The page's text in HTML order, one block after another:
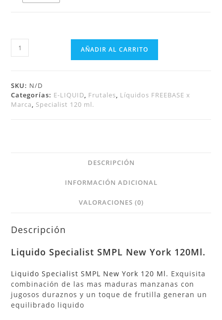
AÑADIR AL CARRITO
SKU: N/D
Categorías: E-LIQUID, Frutales, Líquidos FREEBASE x
Marca, Specialist 120 ml.
DESCRIPCIÓN
INFORMACIÓN ADICIONAL
VALORACIONES (0)
Descripción
LiquidoSpecialist SMPL New York 120Ml.
Liquido Specialist SMPL New York 120 Ml. Exquisita
combinación de las mas maduras manzanas con
jugosos duraznos y un toque de frutilla generan un
equilibrado liquido